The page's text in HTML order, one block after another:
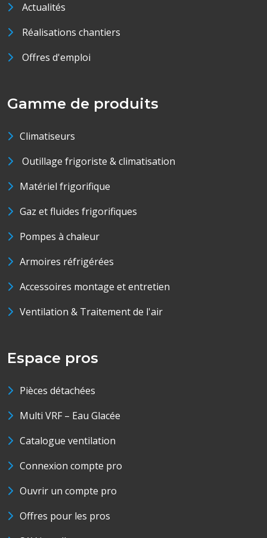
Actualités
Réalisations chantiers
Offres d'emploi
Gamme de produits
Climatiseurs
Outillage frigoriste & climatisation
Matériel frigorifique
Gaz et fluides frigorifiques
Pompes à chaleur
Armoires réfrigérées
Accessoires montage et entretien
Ventilation & Traitement de l'air
Espace pros
Pièces détachées
Multi VRF – Eau Glacée
Catalogue ventilation
Connexion compte pro
Ouvrir un compte pro
Offres pour les pros